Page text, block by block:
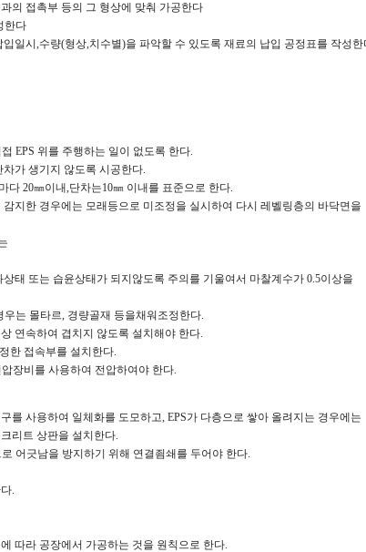
의 접촉부 등의 그 형상에 맞춰 가공한다
한다
일시,수량(형상,치수별)을 파악할 수 있도록 재료의 납입 공정표를 작성한
EPS 위를 주행하는 일이 없도록 한다.
가 생기지 않도록 시공한다.
다 20㎜이내,단차는10㎜ 이내를 표준으로 한다.
지한 경우에는 모래등으로 미조정을 실시하여 다시 레벨링층의 바닥면을
태 또는 습윤상태가 되지않도록 주의를 기울여서 마찰계수가 0.5이상을
는 몰타르, 경량골재 등을채워조정한다.
연속하여 겹치지 않도록 설치해야 한다.
한 접속부를 설치한다.
장비를 사용하여 전압하여야 한다.
를 사용하여 일체화를 도모하고, EPS가 다층으로 쌓아 올려지는 경우에는
리트 상판을 설치한다.
어긋남을 방지하기 위해 연결죔쇄를 두어야 한다.
.
따라 공장에서 가공하는 것을 원칙으로 한다.